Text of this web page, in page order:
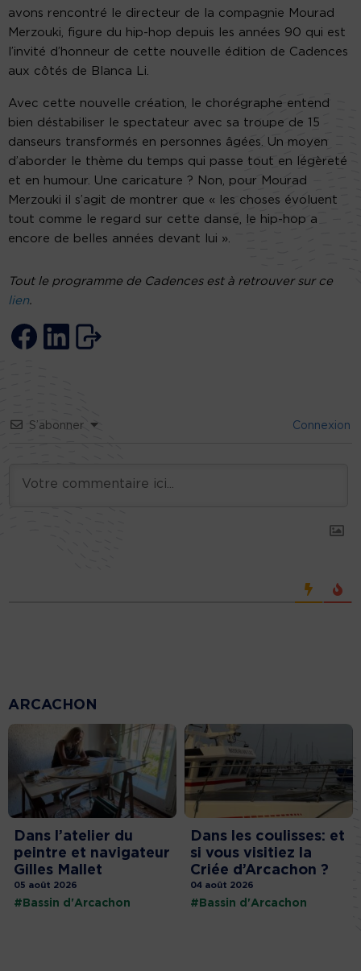
avons rencontré le directeur de la compagnie Mourad
Merzouki, figure du hip-hop depuis les années 90 qui est
l’invité d’honneur de cette nouvelle édition de Cadences
aux côtés de Blanca Li.
Avec cette nouvelle création, le chorégraphe entend
bien déstabiliser le spectateur avec sa troupe de 15
danseurs transformés en personnes âgées. Un moyen
d’aborder le thème du temps qui passe tout en légèreté
et en humour. Une caricature ? Non, pour Mourad
Merzouki il s’agit de montrer que « les choses évoluent
tout comme le regard sur cette danse, le hip-hop a
encore de belles années devant lui ».
Tout le programme de Cadences est à retrouver sur ce
lien.
S’abonner Connexion
ARCACHON
Dans l’atelier du
peintre et navigateur
Gilles Mallet
05 août 2026
#Bassin d'Arcachon
Dans les coulisses: et
si vous visitiez la
Criée d’Arcachon ?
04 août 2026
#Bassin d'Arcachon